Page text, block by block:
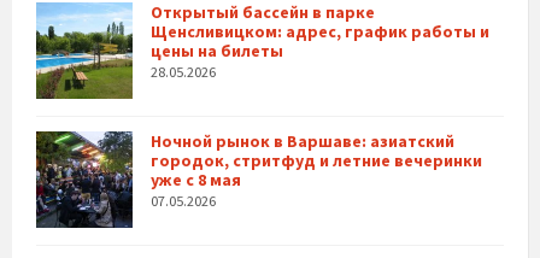
Открытый бассейн в парке
Щенсливицком: адрес, график работы и
цены на билеты
28.05.2026
Ночной рынок в Варшаве: азиатский
городок, стритфуд и летние вечеринки
уже с 8 мая
07.05.2026